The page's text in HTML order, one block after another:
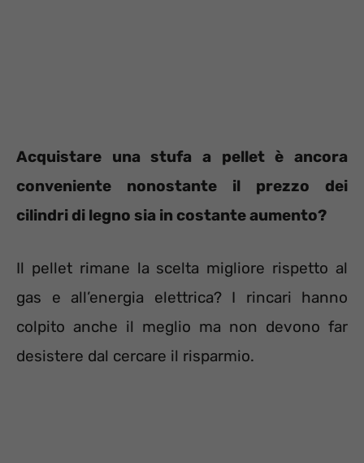
Acquistare una stufa a pellet è ancora
conveniente nonostante il prezzo dei
cilindri di legno sia in costante aumento?
Il pellet rimane la scelta migliore rispetto al
gas e all’energia elettrica? I rincari hanno
colpito anche il meglio ma non devono far
desistere dal cercare il risparmio.